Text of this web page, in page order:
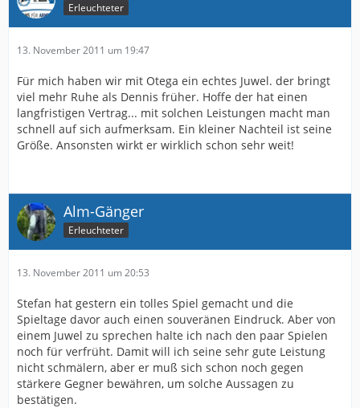
Erleuchteter
13. November 2011 um 19:47
Für mich haben wir mit Otega ein echtes Juwel. der bringt
viel mehr Ruhe als Dennis früher. Hoffe der hat einen
langfristigen Vertrag... mit solchen Leistungen macht man
schnell auf sich aufmerksam. Ein kleiner Nachteil ist seine
Größe. Ansonsten wirkt er wirklich schon sehr weit!
Alm-Gänger
Erleuchteter
13. November 2011 um 20:53
Stefan hat gestern ein tolles Spiel gemacht und die
Spieltage davor auch einen souveränen Eindruck. Aber von
einem Juwel zu sprechen halte ich nach den paar Spielen
noch für verfrüht. Damit will ich seine sehr gute Leistung
nicht schmälern, aber er muß sich schon noch gegen
stärkere Gegner bewähren, um solche Aussagen zu
bestätigen.